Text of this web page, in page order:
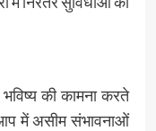
की कामना करते
में असीम संभावनाओं